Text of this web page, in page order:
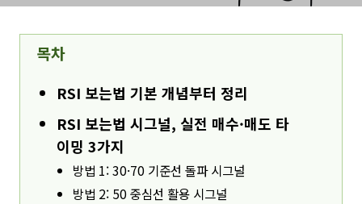
목차
RSI 보는법 기본 개념부터 정리
RSI 보는법 시그널, 실전 매수·매도 타
이밍 3가지
방법 1: 30·70 기준선 돌파 시그널
방법 2: 50 중심선 활용 시그널